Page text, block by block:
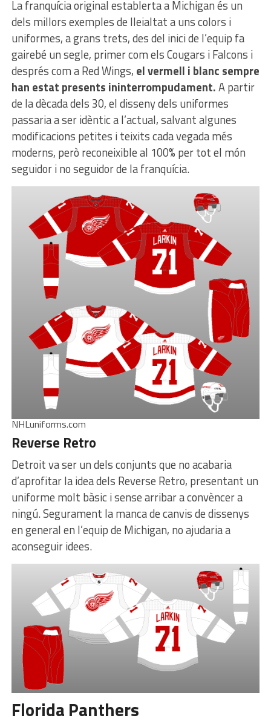
La franquícia original establerta a Michigan és un
dels millors exemples de lleialtat a uns colors i
uniformes, a grans trets, des del inici de l’equip fa
gairebé un segle, primer com els Cougars i Falcons i
després com a Red Wings, el vermell i blanc sempre
han estat presents ininterrompudament.A partir
de la dècada dels 30, el disseny dels uniformes
passaria a ser idèntic a l’actual, salvant algunes
modificacions petites i teixits cada vegada més
moderns, però reconeixible al 100% per tot el món
seguidor i no seguidor de la franquícia.
NHLuniforms.com
Reverse Retro
Detroit va ser un dels conjunts que no acabaria
d’aprofitar la idea dels Reverse Retro, presentant un
uniforme molt bàsic i sense arribar a convèncer a
ningú. Segurament la manca de canvis de dissenys
en general en l’equip de Michigan, no ajudaria a
aconseguir idees.
Florida Panthers